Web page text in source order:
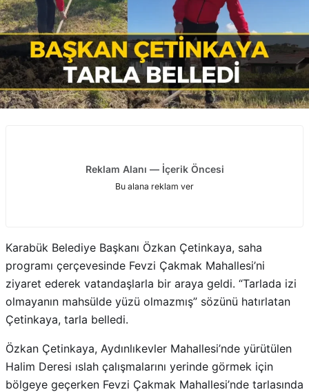
Reklam Alanı — İçerik Öncesi
Bu alana reklam ver
Karabük Belediye Başkanı Özkan Çetinkaya, saha
programı çerçevesinde Fevzi Çakmak Mahallesi’ni
ziyaret ederek vatandaşlarla bir araya geldi. “Tarlada izi
olmayanın mahsülde yüzü olmazmış” sözünü hatırlatan
Çetinkaya, tarla belledi.
Özkan Çetinkaya, Aydınlıkevler Mahallesi’nde yürütülen
Halim Deresi ıslah çalışmalarını yerinde görmek için
bölgeye geçerken Fevzi Çakmak Mahallesi’nde tarlasında